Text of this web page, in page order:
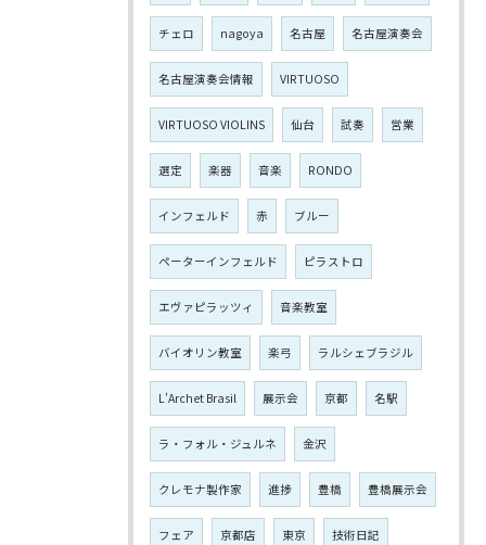
チェロ nagoya 名古屋 名古屋演奏会
名古屋演奏会情報 VIRTUOSO
VIRTUOSO VIOLINS 仙台 試奏 営業
選定 楽器 音楽 RONDO
インフェルド 赤 ブルー
ペーターインフェルド ピラストロ
エヴァピラッツィ 音楽教室
バイオリン教室 楽弓 ラルシェブラジル
L'Archet Brasil 展示会 京都 名駅
ラ・フォル・ジュルネ 金沢
クレモナ製作家 進捗 豊橋 豊橋展示会
フェア 京都店 東京 技術日記